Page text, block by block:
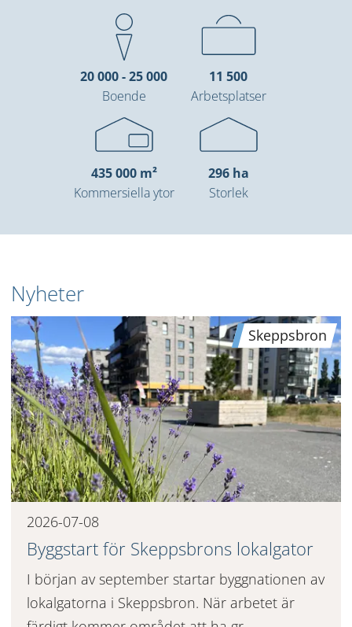
20 000 - 25 000
Boende
11 500
Arbetsplatser
435 000 m²
Kommersiella ytor
296 ha
Storlek
Nyheter
Skeppsbron
2026-07-08
Byggstart för Skeppsbrons lokalgator
I början av september startar byggnationen av
lokalgatorna i Skeppsbron. När arbetet är